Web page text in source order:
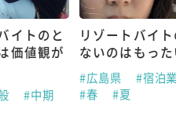
イトのと
価値観が
#中期
リゾートバイ
ないのはもった
#広島県 #宿泊
#春
#夏